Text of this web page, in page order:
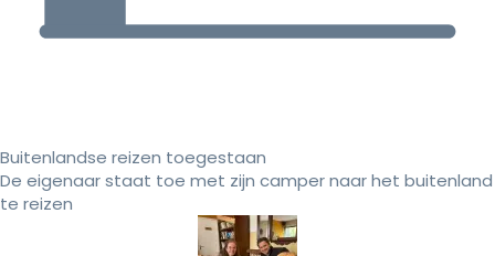
Buitenlandse reizen toegestaan
De eigenaar staat toe met zijn camper naar het buitenland
te reizen